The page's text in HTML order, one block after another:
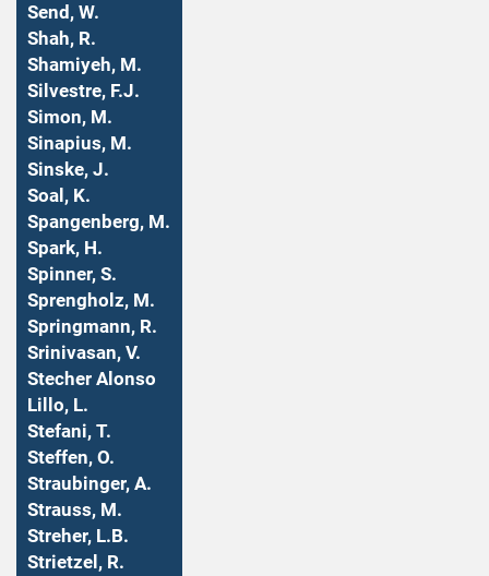
Send, W.
Shah, R.
Shamiyeh, M.
Silvestre, F.J.
Simon, M.
Sinapius, M.
Sinske, J.
Soal, K.
Spangenberg, M.
Spark, H.
Spinner, S.
Sprengholz, M.
Springmann, R.
Srinivasan, V.
Stecher Alonso
Lillo, L.
Stefani, T.
Steffen, O.
Straubinger, A.
Strauss, M.
Streher, L.B.
Strietzel, R.